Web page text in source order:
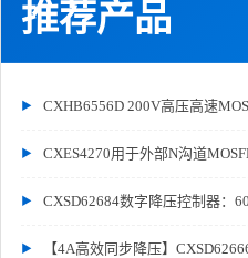
推荐产品
CXHB6556D 200V高压高速
CXES4270用于外部N沟道
CXSD62684数字降压控制器：
【4A高效同步降压】